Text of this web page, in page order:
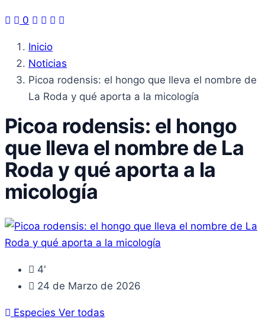
0
Inicio
Noticias
Picoa rodensis: el hongo que lleva el nombre de
La Roda y qué aporta a la micología
Picoa rodensis: el hongo
que lleva el nombre de La
Roda y qué aporta a la
micología
4'
24 de Marzo de 2026
Especies Ver todas